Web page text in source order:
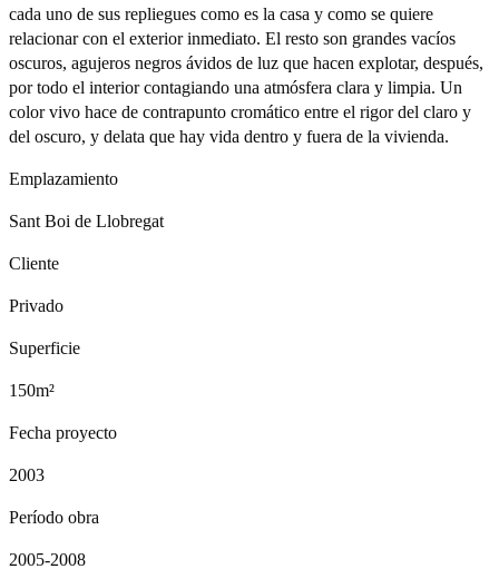
cada uno de sus repliegues como es la casa y como se quiere
relacionar con el exterior inmediato. El resto son grandes vacíos
oscuros, agujeros negros ávidos de luz que hacen explotar, después,
por todo el interior contagiando una atmósfera clara y limpia. Un
color vivo hace de contrapunto cromático entre el rigor del claro y
del oscuro, y delata que hay vida dentro y fuera de la vivienda.
Emplazamiento
Sant Boi de Llobregat
Cliente
Privado
Superficie
150m²
Fecha proyecto
2003
Período obra
2005-2008